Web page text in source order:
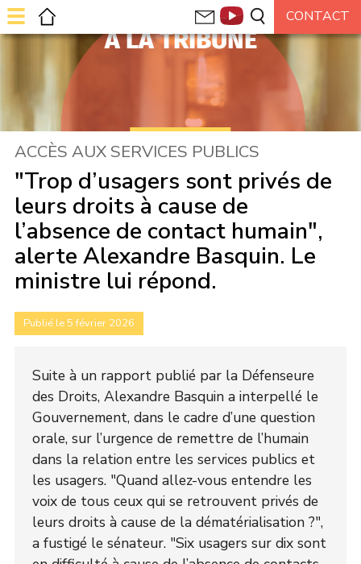
À LA TRIBUNE
ACCÈS AUX SERVICES PUBLICS
"Trop d’usagers sont privés de
leurs droits à cause de
l’absence de contact humain",
alerte Alexandre Basquin. Le
ministre lui répond.
Publié le 5 février 2026
Suite à un rapport publié par la Défenseure
des Droits, Alexandre Basquin a interpellé le
Gouvernement, dans le cadre d’une question
orale, sur l’urgence de remettre de l’humain
dans la relation entre les services publics et
les usagers. "Quand allez-vous entendre les
voix de tous ceux qui se retrouvent privés de
leurs droits à cause de la dématérialisation ?",
a fustigé le sénateur. "Six usagers sur dix sont